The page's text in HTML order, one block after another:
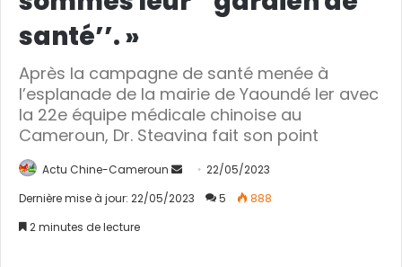
santé’’. »
Après la campagne de santé menée à
l’esplanade de la mairie de Yaoundé Ier avec
la 22e équipe médicale chinoise au
Cameroun, Dr. Steavina fait son point
Actu Chine-Cameroun
n
22/05/2023
Dernière mise à jour: 22/05/2023
5
888
2 minutes de lecture